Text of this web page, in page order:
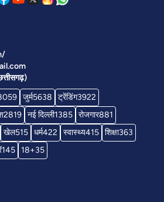
जुर्म5638 ट्रेंडिंग3922
2819 नई दिल्ली1385 रोजगार881
खेल515 धर्म422 स्वास्थ्य415 शिक्षा363
145 18+35